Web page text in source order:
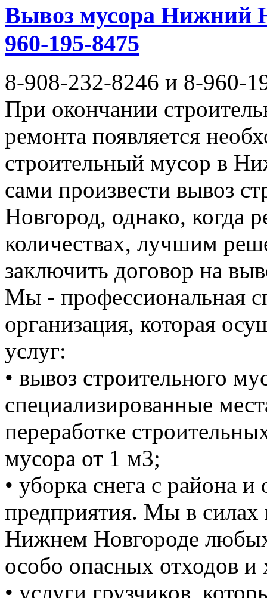
Вывоз мусора Нижний
960-195-8475
8-908-232-8246 и 8-960-
При окончании
ремонта появляется
строительный мусор в
сами произвести вывоз
Новгород, однако, когда
количествах, лучшим
заключить договор на
Мы - профессиональная
организация, которая
услуг:
• вывоз строительного
специализированные
переработке
мусора от 1 м3;
• уборка снега с района
предприятия. Мы в силах
Нижнем Новгороде
особо опасных отходов и
• услуги грузчиков,